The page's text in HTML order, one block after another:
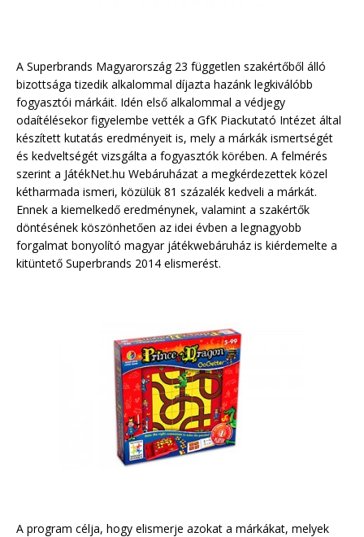
A Superbrands Magyarország 23 független szakértőből álló
bizottsága tizedik alkalommal díjazta hazánk legkiválóbb
fogyasztói márkáit. Idén első alkalommal a védjegy
odaítélésekor figyelembe vették a GfK Piackutató Intézet által
készített kutatás eredményeit is, mely a márkák ismertségét
és kedveltségét vizsgálta a fogyasztók körében. A felmérés
szerint a JátékNet.hu Webáruházat a megkérdezettek közel
kétharmada ismeri, közülük 81 százalék kedveli a márkát.
Ennek a kiemelkedő eredménynek, valamint a szakértők
döntésének köszönhetően az idei évben a legnagyobb
forgalmat bonyolító magyar játékwebáruház is kiérdemelte a
kitüntető Superbrands 2014 elismerést.
A program célja, hogy elismerje azokat a márkákat, melyek